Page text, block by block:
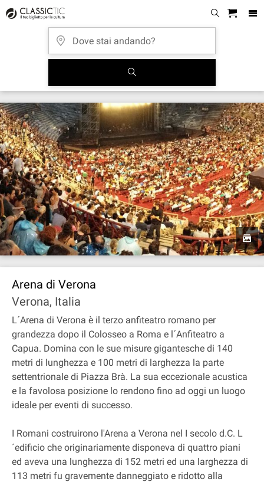
Arena di Verona
Verona, Italia
L´Arena di Verona è il terzo anfiteatro romano per
grandezza dopo il Colosseo a Roma e l´Anfiteatro a
Capua. Domina con le sue misure gigantesche di 140
metri di lunghezza e 100 metri di larghezza la parte
settentrionale di Piazza Brà. La sua eccezionale acustica
e la favolosa posizione lo rendono fino ad oggi un luogo
ideale per eventi di successo.
I Romani costruirono l'Arena a Verona nel I secolo d.C. L
´edificio che originariamente disponeva di quattro piani
ed aveva una lunghezza di 152 metri ed una larghezza di
113 metri fu gravemente danneggiato e ridotto alla